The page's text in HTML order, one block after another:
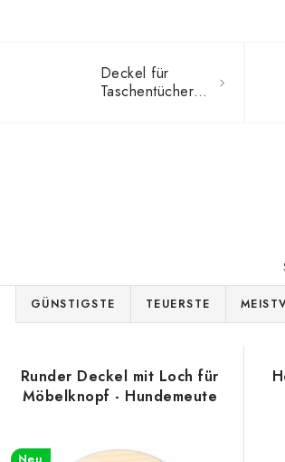
Deckel für
Taschentücherboxen
GÜNSTIGSTE TEUERSTE
Runder Deckel mit Loch für
Möbelknopf - Hundemeute